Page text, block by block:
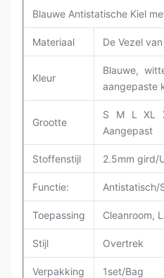
Blauwe Antistatische Kiel
Materiaal De Vezel
Kleur
Blauwe,
aangepaste
Grootte
S M L XL
Aangepast
Stoffenstijl 2.5mm gird/
Functie: Antistatisch/
Toepassing Cleanroom,
Stijl Overtrek
Verpakking 1set/Bag